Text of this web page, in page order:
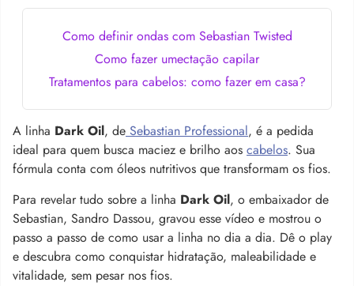
Como definir ondas com Sebastian Twisted
Como fazer umectação capilar
Tratamentos para cabelos: como fazer em casa?
A linha Dark Oil, de Sebastian Professional, é a pedida
ideal para quem busca maciez e brilho aos cabelos. Sua
fórmula conta com óleos nutritivos que transformam os fios.
Para revelar tudo sobre a linha Dark Oil, o embaixador de
Sebastian, Sandro Dassou, gravou esse vídeo e mostrou o
passo a passo de como usar a linha no dia a dia. Dê o play
e descubra como conquistar hidratação, maleabilidade e
vitalidade, sem pesar nos fios.